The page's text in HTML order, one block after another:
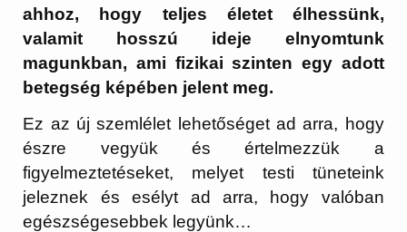
ahhoz, hogy teljes életet élhessünk,
valamit hosszú ideje elnyomtunk
magunkban, ami fizikai szinten egy adott
betegség képében jelent meg.
Ez az új szemlélet lehetőséget ad arra, hogy
észre vegyük és értelmezzük a
figyelmeztetéseket, melyet testi tüneteink
jeleznek és esélyt ad arra, hogy valóban
egészségesebbek legyünk…